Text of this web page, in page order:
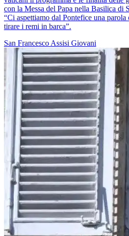
con la Messa del Papa nella Basilica di
“Ci aspettiamo dal Pontefice una
tirare i remi in barca”.
San Francesco Assisi Giovani